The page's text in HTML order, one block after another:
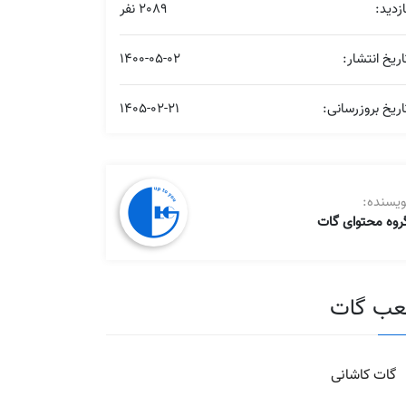
2089 نفر
انتشار: 1400-05-02
بروزرسانی: 1405-02-21
محتوای گات
گات
گات کاشانی